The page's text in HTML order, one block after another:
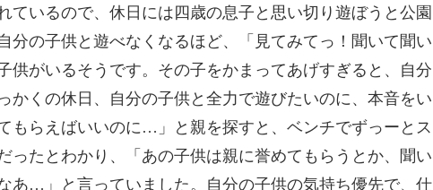
ているので、休日には四歳の息子と思い切り遊ぼうと公園
分の子供と遊べなくなるほど、「見てみてっ！聞いて聞い
供がいるそうです。その子をかまってあげすぎると、自分
かく の休日、自分の子供と全力で遊びたいのに、本音をい
もらえばいいのに…」と親を探すと、ベンチでずっーとス
ったとわかり、「 あの子供は親に誉めてもらうとか、聞い
あ…」と言っていました。自分の子供の気持ち優先で、仕